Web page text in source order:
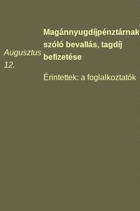
Augusztus
12.
Magánnyugdíjpénztárnak
szóló bevallás, tagdíj
befizetése
Érintettek: a foglalkoztatók